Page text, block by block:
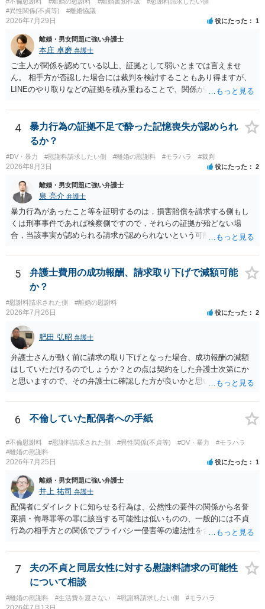
#異性関係(不貞等)
#離婚協議
2026年7月29日 役にたった 1
離婚・男女問題に強い弁護士
本庄 卓磨 弁護士
ご主人が関係を認めている以上、証拠として弱いとまでは言えませ
ん。 相手方が否認した場合には裁判を検討することもあり得ますが、
LINEのやり取りなどの証拠を積み重ねることで、関係が認定される余
個別の事情によりますので、お早めに弁護士に相談されることをおす
すめします。
4
暴力行為の証拠不足で酔った記憶喪失が認められ
るか？
#DV・暴力 #慰謝料請求したい側 #離婚の慰謝料 #モラハラ #裁判
2026年8月3日 役にたった 2
離婚・男女問題に強い弁護士
泉 亮介 弁護士
暴力行為があったこと等を証明するのは，損害賠償を請求する側もし
くは刑事事件であれば検察側ですので，それらの証拠が殆どない場
合，当該事実が認められる請求が認められないという可能性はあるで
5
弁護士費用の成功報酬、請求取り下げで減額可能
か？
#慰謝料請求された側 #離婚の慰謝料
2026年7月26日 役にたった 2
肥田 弘昭 弁護士
弁護士さんが動く前に請求の取り下げとなった場合、成功報酬の減額
はしていただけるのでしょうか？との点は契約をした弁護士次第にか
と思いますので、その弁護士に確認した方が良いかと思います。ご参
6 不倫していた配偶者への手紙
#不倫慰謝料 #慰謝料請求された側 #異性関係(不貞等) #DV・暴力
#モラハラ
#離婚の慰謝料
2026年7月25日 役にたった 1
離婚・男女問題に強い弁護士
井上 祐司 弁護士
配偶者にダイレクトに知らせる行為は、公然性の要件の関係から名誉
棄損・侮辱罪等の罪に該当する可能性は低いものの、一般的には不貞
行為の相手方との関係でプライバシー侵害等の違法性を含む行為で
ため、弁護士としては推奨しないことが一般的かと思います。
7
夫の不貞と同居女性に対する慰謝料請求の可能性
について相談
#離婚の慰謝料 #生活費を渡さない #慰謝料請求したい側 #モラハラ